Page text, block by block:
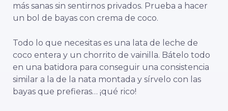
más sanas sin sentirnos privados. Prueba a hacer
un bol de bayas con crema de coco.
Todo lo que necesitas es una lata de leche de
coco entera y un chorrito de vainilla. Bátelo todo
en una batidora para conseguir una consistencia
similar a la de la nata montada y sírvelo con las
bayas que prefieras… ¡qué rico!